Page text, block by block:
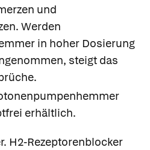
und
Werden
in hoher Dosierung
steigt das
erhältlich.
H2-Rezeptorenblocker